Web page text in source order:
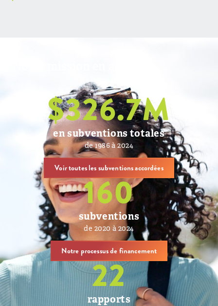
$326.7M
en subventions totales
de 1986 à 2024
Voir toutes les subventions accordées
160
subventions
de 2020 à 2024
Notre processus de financement
22
rapports